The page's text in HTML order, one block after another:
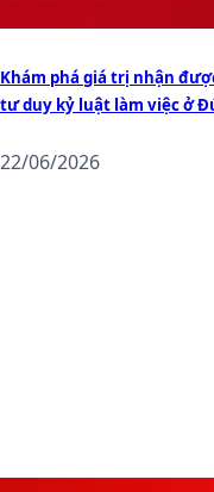
Khám phá giá trị nhận
tư duy kỷ luật làm việc ở
22/06/2026